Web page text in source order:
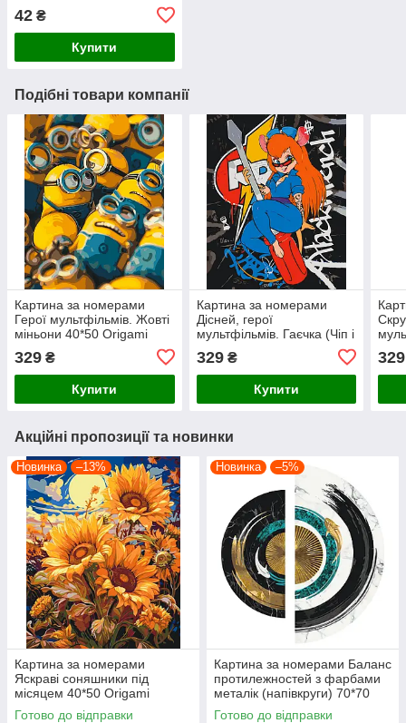
42 ₴
Купити
Подібні товари компанії
Картина за номерами
Герої мультфільмів. Жовті
міньони 40*50 Origami
329 ₴
Купити
Картина за номерами
Дісней, герої
мультфільмів. Гаєчка (Чіп і
(LW3470)
329₴
Купити
329
Акційні пропозиції та новинки
Новинка –13%
Картина за номерами
Яскраві соняшники під
місяцем 40*50 Origami
(LW04070)
Готово до відправки
Новинка –5%
Картина за номерами Баланс
протилежностей з фарбами
металік (напівкруги) 70*70
Origami (OSR1001)
Готово до відправки